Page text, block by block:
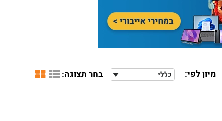
מיון לפי: כללי בחר תצוגה: